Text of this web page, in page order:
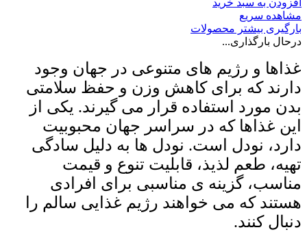
افزودن به سبد خرید
مشاهده سریع
بارگیری بیشتر محصولات
درحال بارگذاری...
غذاها و رژیم‌ های متنوعی در جهان وجود
دارند که برای کاهش وزن و حفظ سلامتی
بدن مورد استفاده قرار می‌ گیرند. یکی از
این غذاها که در سراسر جهان محبوبیت
دارد، نودل است. نودل ‌ها به دلیل سادگی
تهیه، طعم لذیذ، قابلیت تنوع و قیمت
مناسب، گزینه‌ ی مناسبی برای افرادی
هستند که می ‌خواهند رژیم غذایی سالم را
دنبال کنند.